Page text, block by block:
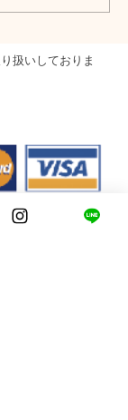
扱いしておりま